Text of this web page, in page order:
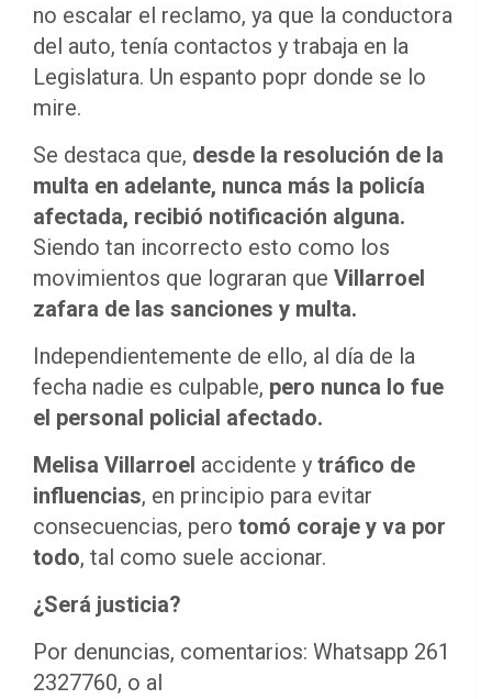
no escalar el reclamo, ya que la conductora
del auto, tenía contactos y trabaja en la
Legislatura. Un espanto popr donde se lo
mire.
Se destaca que, desde la resolución de la
multa en adelante, nunca más la policía
afectada, recibió notificación alguna.
Siendo tan incorrecto esto como los
movimientos que lograran que Villarroel
zafara de las sanciones y multa.
Independientemente de ello, al día de la
fecha nadie es culpable, pero nunca lo fue
el personal policial afectado.
Melisa Villarroel accidente y tráfico de
influencias, en principio para evitar
consecuencias, pero tomó coraje y va por
todo, tal como suele accionar.
¿Será justicia?
Por denuncias, comentarios: Whatsapp 261
2327760, o al